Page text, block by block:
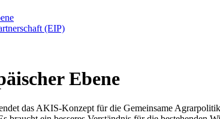
(EIP)
Ebene
das AKIS-Konzept für die Gemeinsame